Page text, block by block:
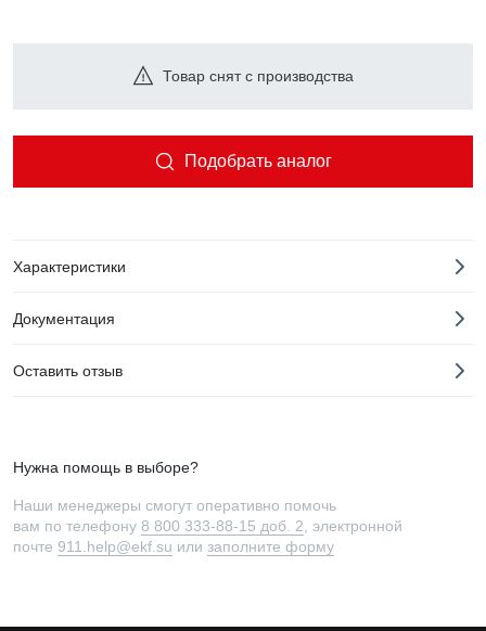
Товар снят с производства
Подобрать аналог
Характеристики
Документация
Оставить отзыв
Нужна помощь в выборе?
Наши менеджеры смогут оперативно помочь
вам по телефону 8 800 333-88-15 доб. 2 , электронной
почте 911.help@ekf.su или заполните форму